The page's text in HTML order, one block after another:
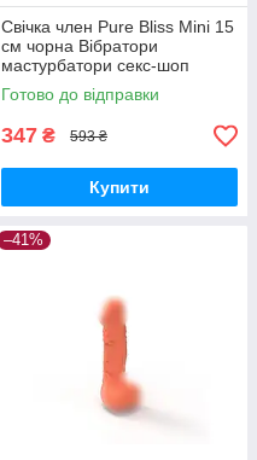
Свічка член Pure Bliss Mini 15
см чорна Вібратори
мастурбатори секс-шоп
Готово до відправки
347 ₴ 593 ₴
Купити
–41%